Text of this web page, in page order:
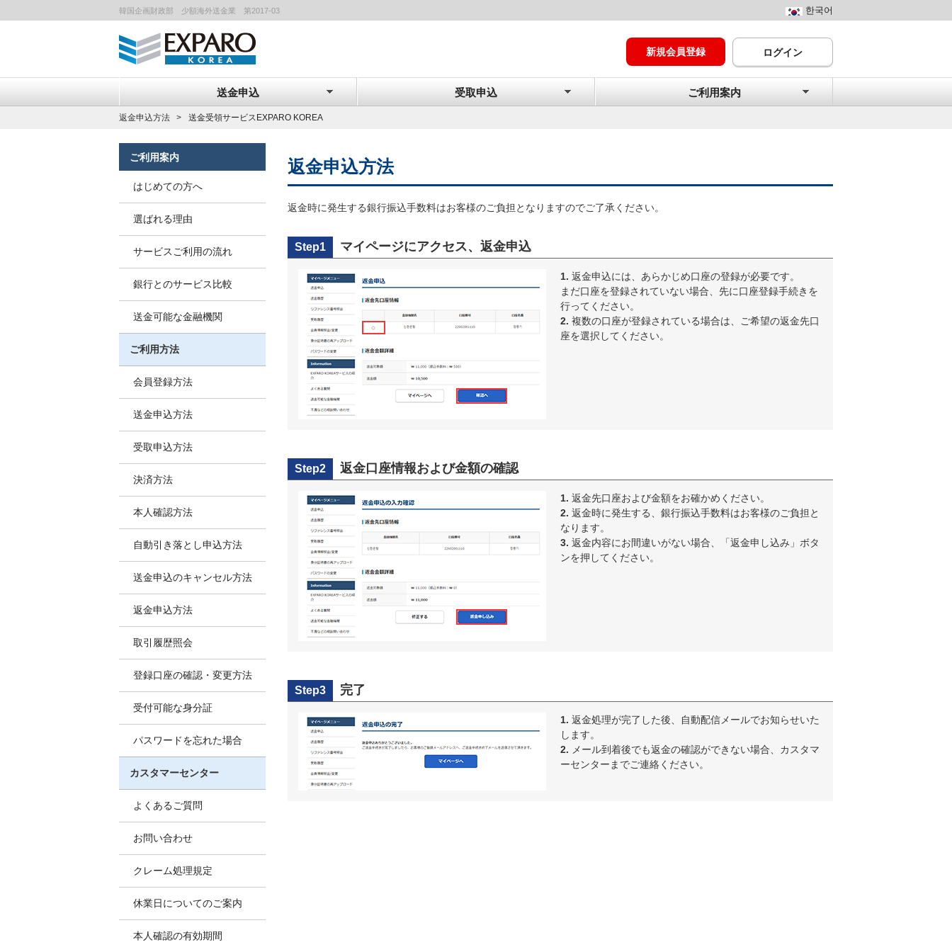
한국어
韓国企画財政部 少額海外送金業 第2017-03
新規会員登録 ログイン
送金申込 受取申込 ご利用案内
返金申込方法 送金受領サービスEXPARO KOREA
返金申込方法
返金時に発生する銀行振込手数料はお客様のご負担となりますのでご了承ください。
Step1 マイページにアクセス、返金申込
1. 返金申込には、あらかじめ口座の登録が必要です。
まだ口座を登録されていない場合、先に口座登録手続きを
行ってください。
2. 複数の口座が登録されている場合は、ご希望の返金先口
座を選択してください。
Step2 返金口座情報および金額の確認
1. 返金先口座および金額をお確かめください。
2. 返金時に発生する、銀行振込手数料はお客様のご負担と
なります。
3. 返金内容にお間違いがない場合、「返金申し込み」ボタ
ンを押してください。
Step3 完了
1. 返金処理が完了した後、自動配信メールでお知らせいた
します。
2. メール到着後でも返金の確認ができない場合、カスタマ
ーセンターまでご連絡ください。
ご利用案内
はじめての方へ
選ばれる理由
サービスご利用の流れ
銀行とのサービス比較
送金可能な金融機関
ご利用方法
会員登録方法
送金申込方法
受取申込方法
決済方法
本人確認方法
自動引き落とし申込方法
送金申込のキャンセル方法
返金申込方法
取引履歴照会
登録口座の確認・変更方法
受付可能な身分証
パスワードを忘れた場合
カスタマーセンター
よくあるご質問
お問い合わせ
クレーム処理規定
休業日についてのご案内
本人確認の有効期間